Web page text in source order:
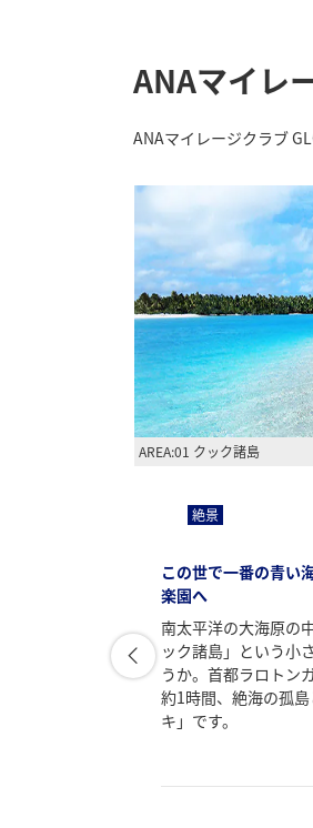
ANAマイレ
ANAマイレージクラブ
AREA:01 クック諸島
絶景
この世で一番の青い
楽園へ
南太平洋の大海原の
ック諸島」という小
うか。首都ラロトン
約1時間、絶海の孤
キ」です。